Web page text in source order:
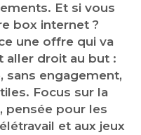
Et si vous
box internet ?
une offre qui va
aller droit au but :
sans engagement,
Focus sur la
pensée pour les
et aux jeux